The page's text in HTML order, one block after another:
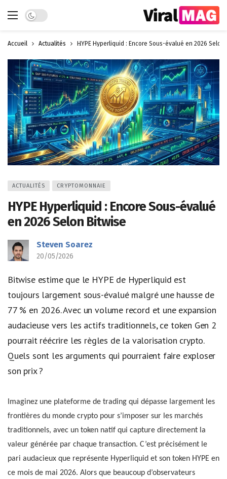
Dark mode
Accueil Actualités HYPE Hyperliquid : Encore Sous-évalué en 2026 Selon
ACTUALITÉS CRYPTOMONNAIE
HYPE Hyperliquid : Encore Sous-évalué
en 2026 Selon Bitwise
Steven Soarez
20/05/2026
Bitwise estime que le HYPE de Hyperliquid est
toujours largement sous-évalué malgré une hausse de
77 % en 2026. Avec un volume record et une expansion
audacieuse vers les actifs traditionnels, ce token Gen 2
pourrait réécrire les règles de la valorisation crypto.
Quels sont les arguments qui pourraient faire exploser
son prix ?
Imaginez une plateforme de trading qui dépasse largement les
frontières du monde crypto pour s’imposer sur les marchés
traditionnels, avec un token natif qui capture directement la
valeur générée par chaque transaction. C’est précisément le
pari audacieux que représente Hyperliquid et son token HYPE en
ce mois de mai 2026. Alors que beaucoup d’observateurs